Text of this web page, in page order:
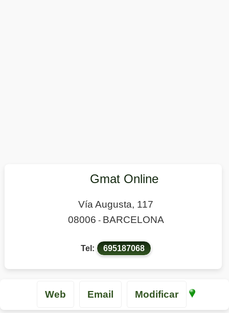
Gmat Online
Vía Augusta, 117
08006 - BARCELONA
Tel: 695187068
Web Email Modificar